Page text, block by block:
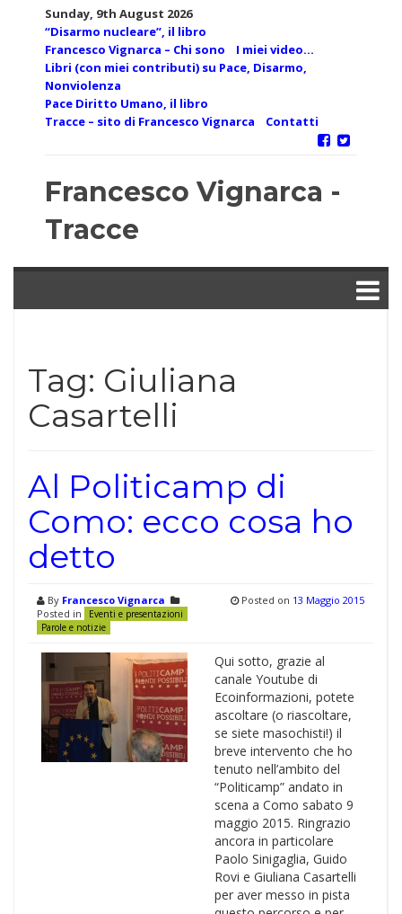
Sunday, 9th August 2026
“Disarmo nucleare”, il libro
Francesco Vignarca – Chi sono
I miei video…
Libri (con miei contributi) su Pace, Disarmo,
Nonviolenza
Pace Diritto Umano, il libro
Tracce – sito di Francesco Vignarca
Contatti
Francesco Vignarca -
Tracce
Tag: Giuliana
Casartelli
Al Politicamp di
Como: ecco cosa ho
detto
By Francesco Vignarca
Posted in
Eventi e presentazioni
Parole e notizie
Posted on 13 Maggio 2015
Qui sotto, grazie al
canale Youtube di
Ecoinformazioni, potete
ascoltare (o riascoltare,
se siete masochisti!) il
breve intervento che ho
tenuto nell’ambito del
“Politicamp” andato in
scena a Como sabato 9
maggio 2015. Ringrazio
ancora in particolare
Paolo Sinigaglia, Guido
Rovi e Giuliana Casartelli
per aver messo in pista